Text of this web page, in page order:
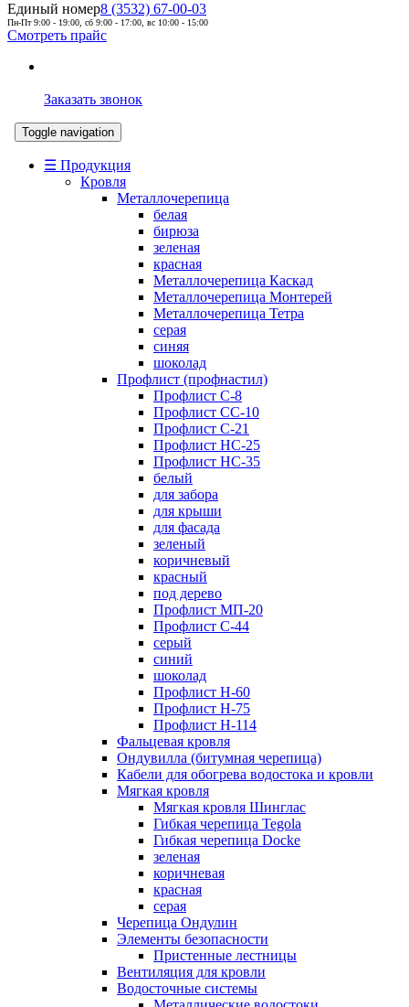
Единый номер8 (3532) 67-00-03
Пн-Пт 9:00 - 19:00, сб 9:00 - 17:00, вс 10:00 - 15:00
Смотреть прайс
Заказать звонок
Toggle navigation
☰ Продукция
Кровля
Металлочерепица
белая
бирюза
зеленая
красная
Металлочерепица Каскад
Металлочерепица Монтерей
Металлочерепица Тетра
серая
синяя
шоколад
Профлист (профнастил)
Профлист С-8
Профлист СС-10
Профлист C-21
Профлист НС-25
Профлист НС-35
белый
для забора
для крыши
для фасада
зеленый
коричневый
красный
под дерево
Профлист МП-20
Профлист С-44
серый
синий
шоколад
Профлист Н-60
Профлист Н-75
Профлист H-114
Фальцевая кровля
Ондувилла (битумная черепица)
Кабели для обогрева водостока и кровли
Мягкая кровля
Мягкая кровля Шинглас
Гибкая черепица Tegola
Гибкая черепица Docke
зеленая
коричневая
красная
серая
Черепица Ондулин
Элементы безопасности
Пристенные лестницы
Вентиляция для кровли
Водосточные системы